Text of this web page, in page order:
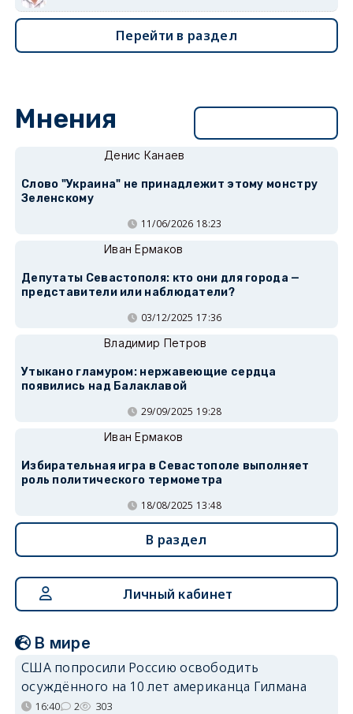
Перейти в раздел
Мнения
Денис Канаев
Слово "Украина" не принадлежит этому монстру
Зеленскому
11/06/2026 18:23
Иван Ермаков
Депутаты Севастополя: кто они для города —
представители или наблюдатели?
03/12/2025 17:36
Владимир Петров
Утыкано гламуром: нержавеющие сердца
появились над Балаклавой
29/09/2025 19:28
Иван Ермаков
Избирательная игра в Севастополе выполняет
роль политического термометра
18/08/2025 13:48
В раздел
Личный кабинет
В мире
США попросили Россию освободить
осуждённого на 10 лет американца Гилмана
16:40 2 303